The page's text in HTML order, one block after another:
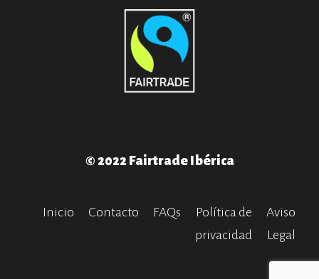
© 2022 Fairtrade Ibérica
Inicio Contacto FAQs
Política de
privacidad
Aviso
Legal